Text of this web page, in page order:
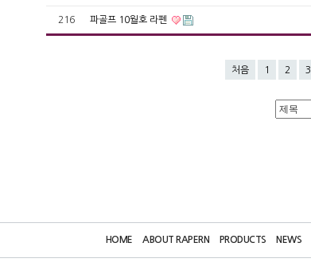
216 파골프 10월호 라펜
처음 1 2 3
HOME ABOUT RAPERN PRODUCTS NEWS